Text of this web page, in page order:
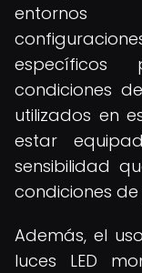
entornos
condiciones
utilizados en
estar
sensibilidad
condiciones
Además, el
luces LED